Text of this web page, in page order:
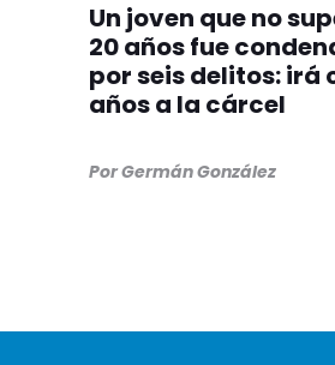
Un joven que no
20 años fue
por seis delitos: irá
años a la cárcel
PorGermán González